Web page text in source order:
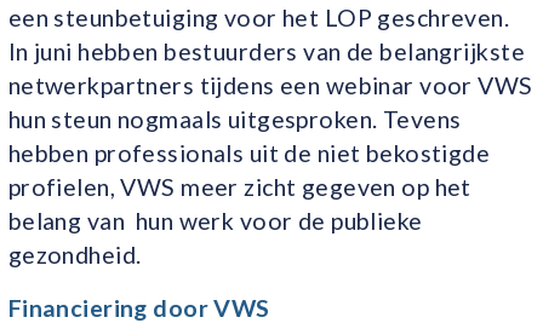
een steunbetuiging voor het LOP geschreven.
In juni hebben bestuurders van de belangrijkste
netwerkpartners tijdens een webinar voor VWS
hun steun nogmaals uitgesproken. Tevens
hebben professionals uit de niet bekostigde
profielen, VWS meer zicht gegeven op het
belang van hun werk voor de publieke
gezondheid.
Financiering door VWS